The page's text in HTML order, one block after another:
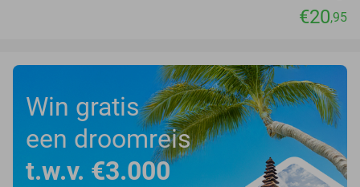
€20,95
Win gratis
een droomreis
t.w.v. €3.000